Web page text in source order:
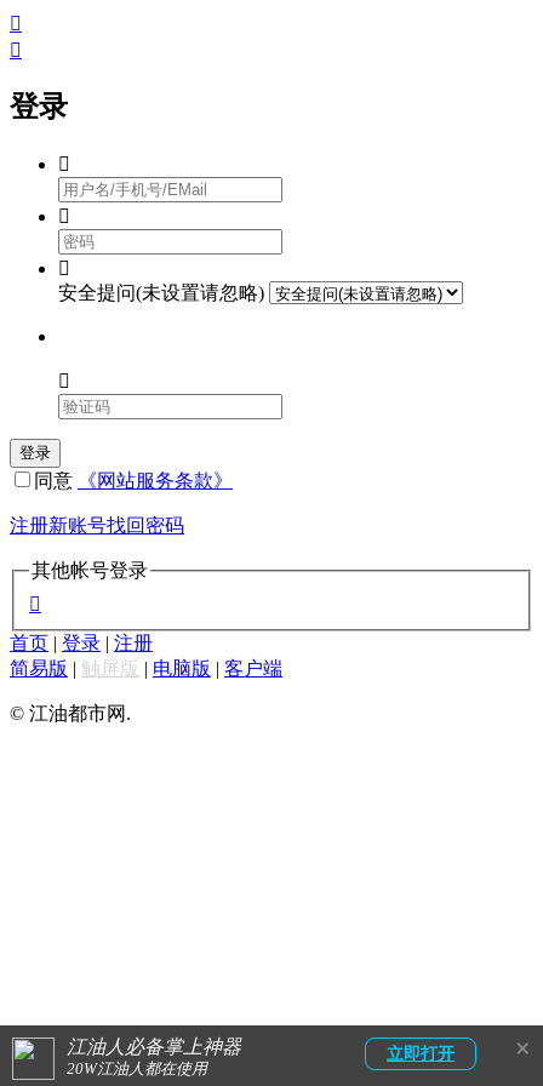
江油人必备掌上神器
20W江油人都在使用
立即打开 ×


登录



安全提问(未设置请忽略)

登录
同意 《网站服务条款》
注册新账号找回密码
其他帐号登录

首页 | 登录 | 注册
简易版 | 触屏版 | 电脑版 | 客户端
© 江油都市网.